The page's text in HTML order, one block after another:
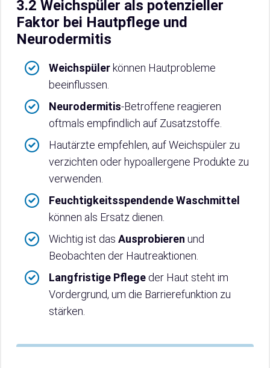
3.2 Weichspüler als potenzieller
Faktor bei Hautpflege und
Neurodermitis
Weichspüler können Hautprobleme
beeinflussen.
Neurodermitis-Betroffene reagieren
oftmals empfindlich auf Zusatzstoffe.
Hautärzte empfehlen, auf Weichspüler zu
verzichten oder hypoallergene Produkte zu
verwenden.
Feuchtigkeitsspendende Waschmittel
können als Ersatz dienen.
Wichtig ist das Ausprobieren und
Beobachten der Hautreaktionen.
Langfristige Pflege der Haut steht im
Vordergrund, um die Barrierefunktion zu
stärken.